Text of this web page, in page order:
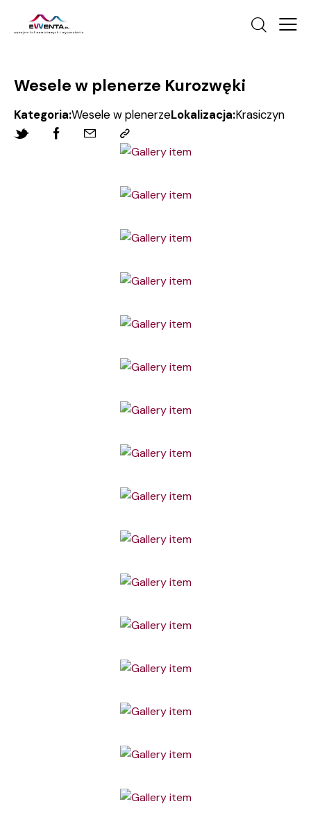
Wesele w plenerze Kurozwęki
Kategoria:Wesele w plenerzeLokalizacja:Krasiczyn